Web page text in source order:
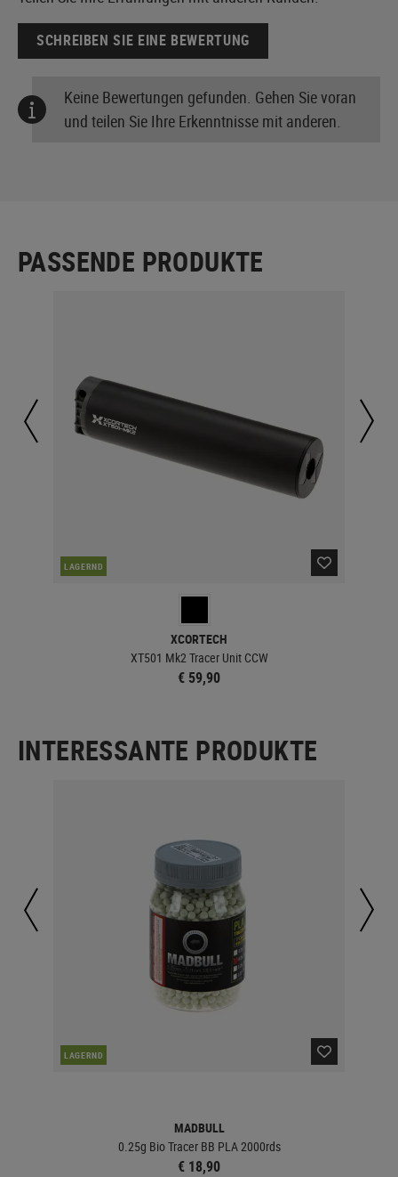
SCHREIBEN SIE EINE BEWERTUNG
Keine Bewertungen gefunden. Gehen Sie voran
und teilen Sie Ihre Erkenntnisse mit anderen.
PASSENDE PRODUKTE
LAGERND
XCORTECH
XT501 Mk2 Tracer Unit CCW
€ 59,90
INTERESSANTE PRODUKTE
LAGERND
MADBULL
0.25g Bio Tracer BB PLA 2000rds
€ 18,90